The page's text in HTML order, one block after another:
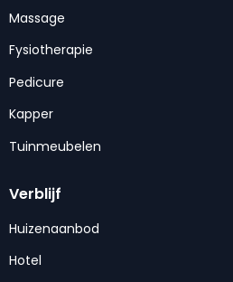
Massage
Fysiotherapie
Pedicure
Kapper
Tuinmeubelen
Verblijf
Huizenaanbod
Hotel